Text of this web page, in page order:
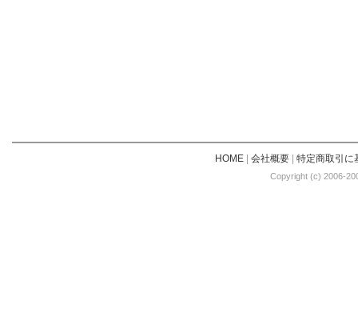
HOME| 会社概要| 特定商取引に
Copyright (c) 2006-